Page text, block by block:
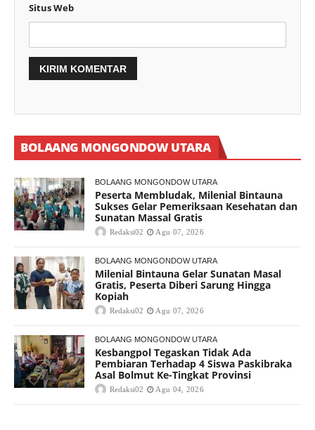
Situs Web
BOLAANG MONGONDOW UTARA
BOLAANG MONGONDOW UTARA
Peserta Membludak, Milenial Bintauna
Sukses Gelar Pemeriksaan Kesehatan dan
Sunatan Massal Gratis
Redaksi02 Agu 07, 2026
BOLAANG MONGONDOW UTARA
Milenial Bintauna Gelar Sunatan Masal
Gratis, Peserta Diberi Sarung Hingga
Kopiah
Redaksi02 Agu 07, 2026
BOLAANG MONGONDOW UTARA
Kesbangpol Tegaskan Tidak Ada
Pembiaran Terhadap 4 Siswa Paskibraka
Asal Bolmut Ke-Tingkat Provinsi
Redaksi02 Agu 04, 2026